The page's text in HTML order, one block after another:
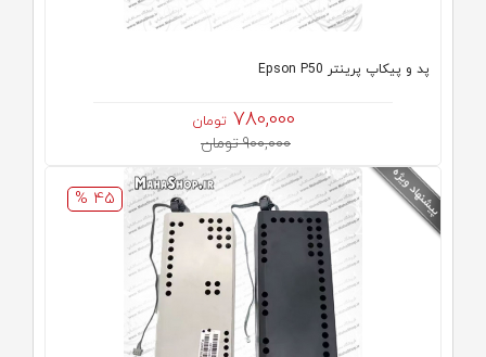
پد و پیکاپ پرینتر Epson P50
780,000 تومان
900,000 تومان
45 %